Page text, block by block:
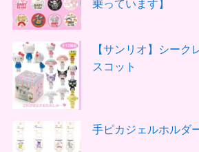
乗っています】
【サンリオ】シーク
スコット
手ピカジェルホル